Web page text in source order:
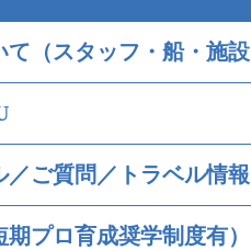
て（スタッフ・船・施
／ご質問／トラベル情報
プロ育成奨学制度有）